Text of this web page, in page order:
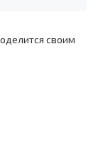
своим